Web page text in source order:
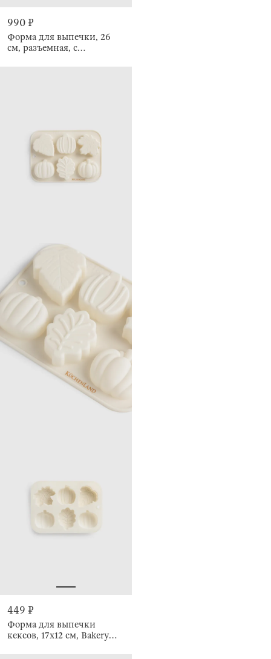
990 ₽
Форма для выпечки, 26
см, разъемная, с
449 ₽
Форма для выпечки
кексов, 17х12 см, Bakery